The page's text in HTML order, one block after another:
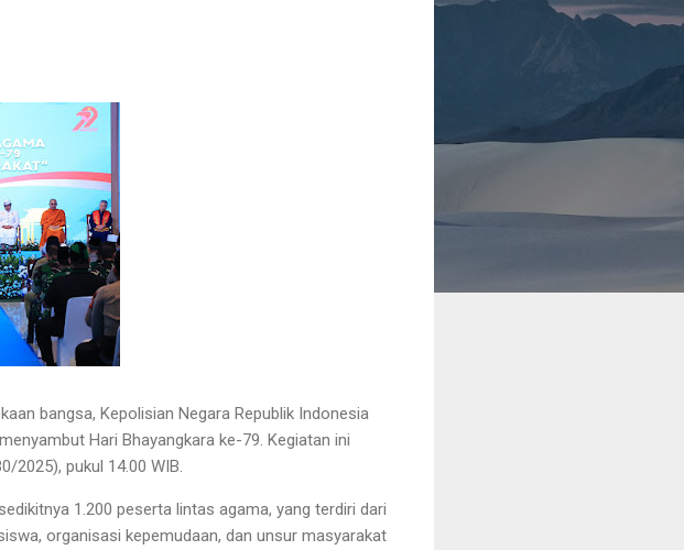
bangsa, Kepolisian Negara Republik Indonesia
Hari Bhayangkara ke-79. Kegiatan ini
2025), pukul 14.00 WIB.
1.200 peserta lintas agama, yang terdiri dari
organisasi kepemudaan, dan unsur masyarakat